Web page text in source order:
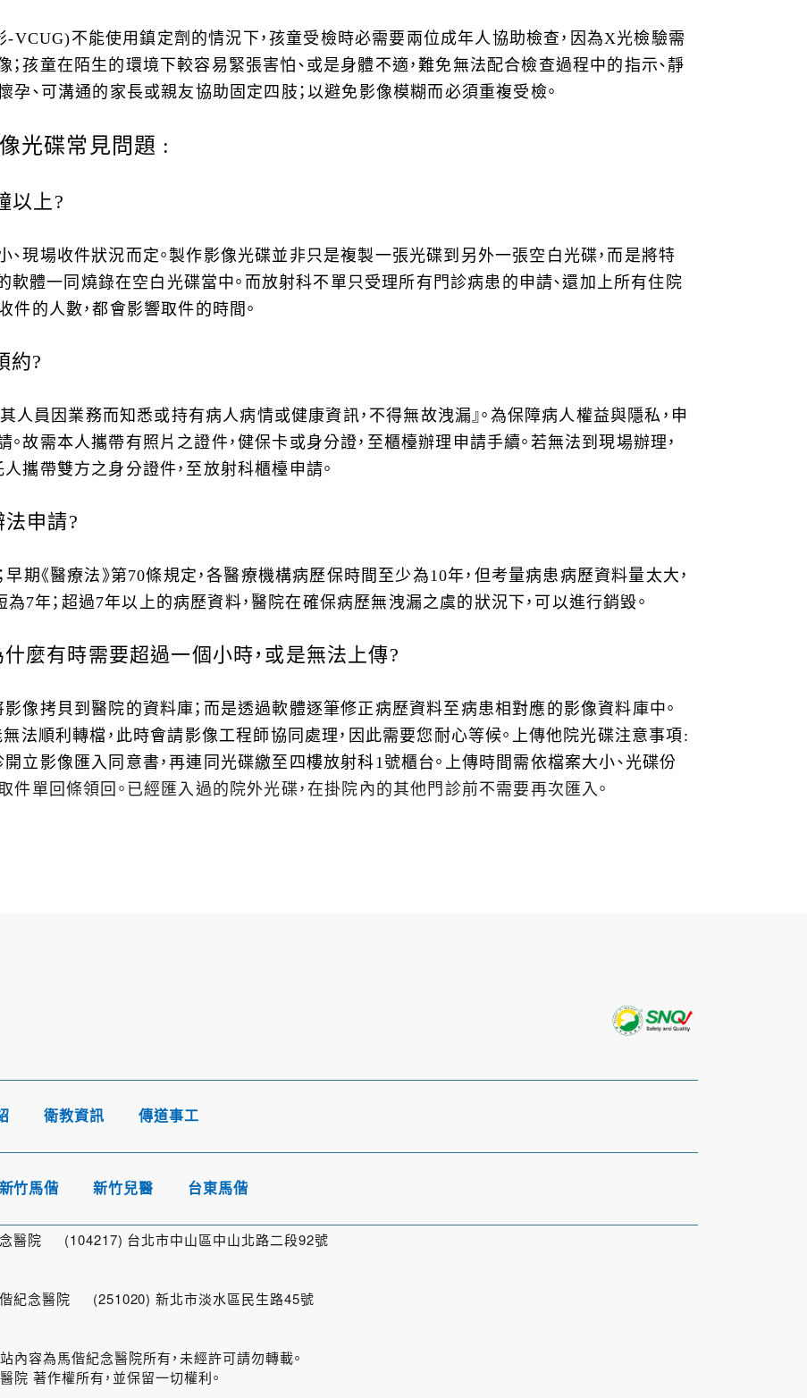
不能使用鎮定劑的情況下，孩童受檢時必需要兩位成年人協助檢查，因為X光檢驗需
孩童在陌生的環境下較容易緊張害怕、或是身體不適，難免無法配合檢查過程中的指示、靜
孕、可溝通的家長或親友協助固定四肢；以避免影像模糊而必須重複受檢。
光碟常見問題 :
以上?
現場收件狀況而定。製作影像光碟並非只是複製一張光碟到另外一張空白光碟，而是將特
體一同燒錄在空白光碟當中。而放射科不單只受理所有門診病患的申請、還加上所有住院
件的人數，都會影響取件的時間。
約?
其人員因業務而知悉或持有病人病情或健康資訊，不得無故洩漏』。為保障病人權益與隱私，申
故需本人攜帶有照片之證件，健保卡或身分證，至櫃檯辦理申請手續。若無法到現場辦理，
攜帶雙方之身分證件，至放射科櫃檯申請。
申請?
期《醫療法》第70條規定，各醫療機構病歷保時間至少為10年，但考量病患病歷資料量太大，
7年；超過7年以上的病歷資料，醫院在確保病歷無洩漏之虞的狀況下，可以進行銷毀。
麼有時需要超過一個小時，或是無法上傳?
影像拷貝到醫院的資料庫；而是透過軟體逐筆修正病歷資料至病患相對應的影像資料庫中。
法順利轉檔，此時會請影像工程師協同處理，因此需要您耐心等候。上傳他院光碟注意事項:
立影像匯入同意書，再連同光碟繳至四樓放射科1號櫃台。上傳時間需依檔案大小、光碟份
件單回條領回。已經匯入過的院外光碟，在掛院內的其他門診前不需要再次匯入。
衛教資訊 傳道事工
新竹馬偕 新竹兒醫 台東馬偕
醫院 (104217) 台北市中山區中山北路二段92號
紀念醫院 (251020) 新北市淡水區民生路45號
為馬偕紀念醫院所有，未經許可請勿轉載。
著作權所有，並保留一切權利。